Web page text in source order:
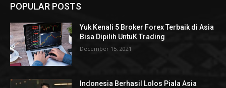
POPULAR POSTS
Yuk Kenali 5 Broker Forex Terbaik di Asia
Bisa Dipilih UntuK Trading
December 15, 2021
Indonesia Berhasil Lolos Piala Asia